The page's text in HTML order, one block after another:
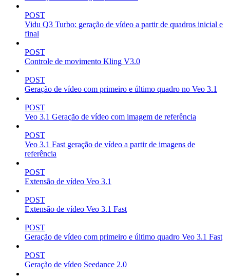
POST
Vidu Q3 Turbo: geração de vídeo a partir de quadros inicial e
final
POST
Controle de movimento Kling V3.0
POST
Geração de vídeo com primeiro e último quadro no Veo 3.1
POST
Veo 3.1 Geração de vídeo com imagem de referência
POST
Veo 3.1 Fast geração de vídeo a partir de imagens de
referência
POST
Extensão de vídeo Veo 3.1
POST
Extensão de vídeo Veo 3.1 Fast
POST
Geração de vídeo com primeiro e último quadro Veo 3.1 Fast
POST
Geração de vídeo Seedance 2.0